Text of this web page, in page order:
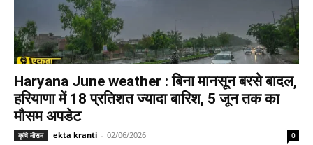
Haryana June weather : बिना मानसून बरसे बादल,
हरियाणा में 18 प्रतिशत ज्यादा बारिश, 5 जून तक का
मौसम अपडेट
कृषि मौसम ekta kranti - 02/06/2026 0